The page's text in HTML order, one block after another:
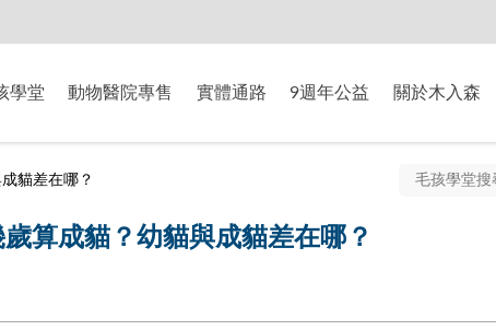
學堂 動物醫院專售 實體通路 9週年公益 關於木入森
貓差在哪？
算成貓？幼貓與成貓差在哪？